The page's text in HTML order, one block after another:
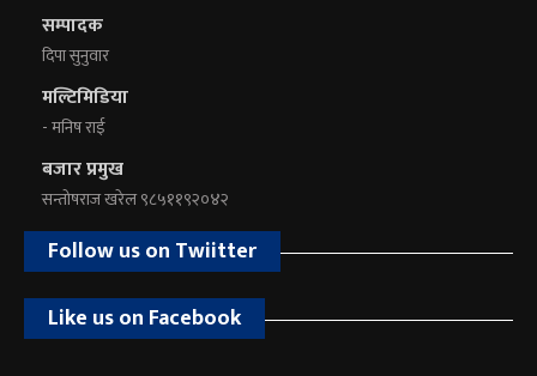
सम्पादक
दिपा सुनुवार
मल्टिमिडिया
- मनिष राई
बजार प्रमुख
सन्तोषराज खरेल ९८५११९२०४२
Follow us on Twiitter
Like us on Facebook